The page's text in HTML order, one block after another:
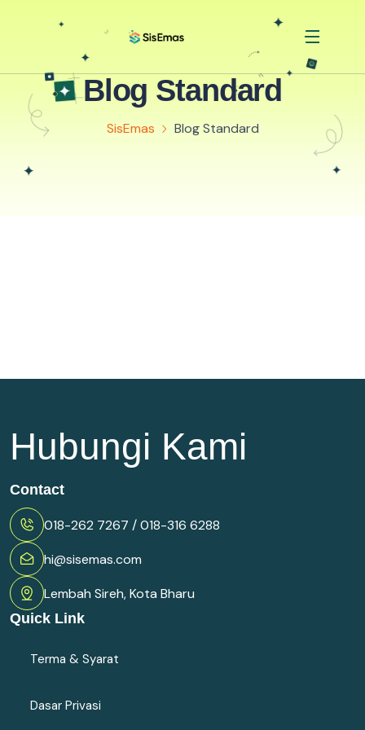
Blog Standard
SisEmas Blog Standard
Hubungi Kami
Contact
018-262 7267 / 018-316 6288
hi@sisemas.com
Lembah Sireh, Kota Bharu
Quick Link
Terma & Syarat
Dasar Privasi